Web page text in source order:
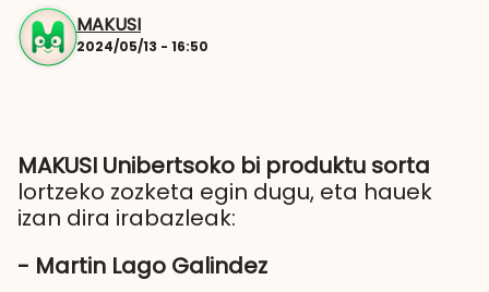
MAKUSI
2024/05/13 - 16:50
MAKUSI Unibertsoko bi produktu sorta
lortzeko zozketa egin dugu, eta hauek
izan dira irabazleak:
- Martin Lago Galindez